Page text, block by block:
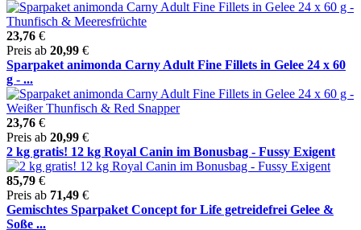
23,76 €
Preis ab 20,99 €
Sparpaket animonda Carny Adult Fine Fillets in Gelee 24 x 60
g - ...
23,76 €
Preis ab 20,99 €
2 kg gratis! 12 kg Royal Canin im Bonusbag - Fussy Exigent
85,79 €
Preis ab 71,49 €
Gemischtes Sparpaket Concept for Life getreidefrei Gelee &
Soße ...